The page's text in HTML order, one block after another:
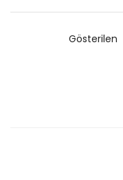
Gösterilen